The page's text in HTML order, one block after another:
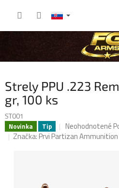
Strely PPU .223
gr, 100 ks
ST001
Novinka Tip
Priemerné
hodnotenie
Neohodnotené
Značka:Prvi Partizan Ammunition